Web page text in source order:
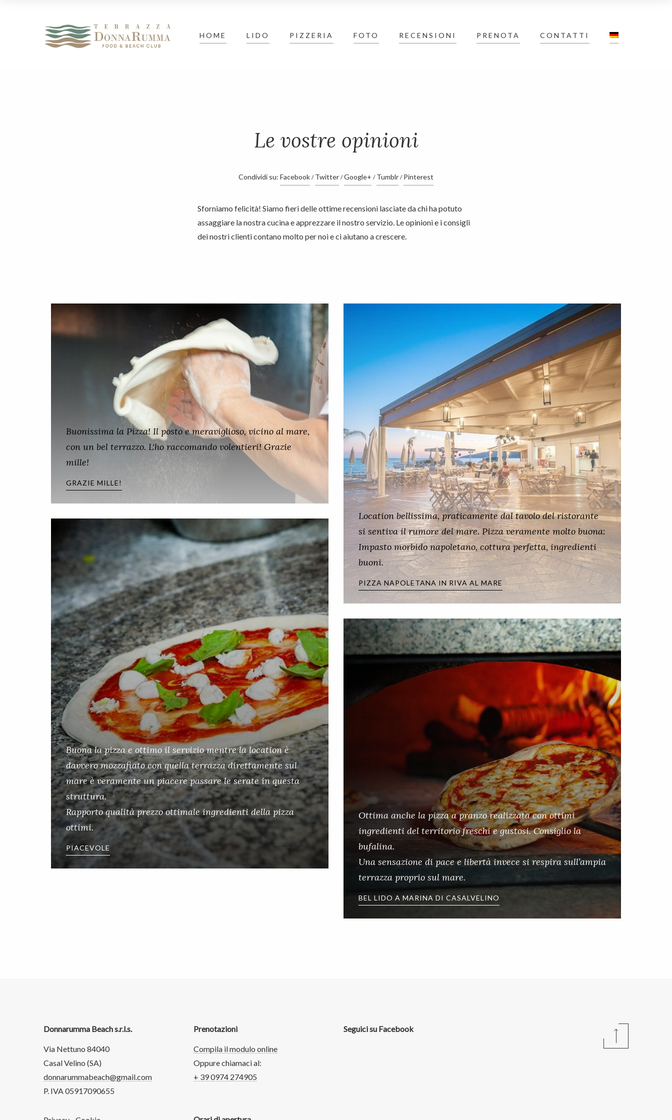
HOME LIDO PIZZERIA FOTO RECENSIONI PRENOTA CONTATTI
Recensioni
Le vostre opinioni
Condividi su: Facebook Twitter Google+ Tumblr Pinterest
Sforniamo felicità! Siamo fieri delle ottime recensioni lasciate da chi ha potuto
assaggiare la nostra cucina e apprezzare il nostro servizio. Le opinioni e i consigli
dei nostri clienti contano molto per noi e ci aiutano a crescere.
Buonissima la Pizza! Il posto e meraviglioso, vicino al mare,
con un bel terrazzo. L‘ho raccomando volentieri! Grazie
mille!
GRAZIE MILLE!
Buona la pizza e ottimo il servizio mentre la location è
davvero mozzafiato con quella terrazza direttamente sul
mare è veramente un piacere passare le serate in questa
struttura.
Rapporto qualità prezzo ottimale ingredienti della pizza
ottimi.
PIACEVOLE
Location bellissima, praticamente dal tavolo del ristorante
si sentiva il rumore del mare. Pizza veramente molto buona:
Impasto morbido napoletano, cottura perfetta, ingredienti
buoni.
PIZZA NAPOLETANA IN RIVA AL MARE
Ottima anche la pizza a pranzo realizzata con ottimi
ingredienti del territorio freschi e gustosi. Consiglio la
bufalina.
Una sensazione di pace e libertà invece si respira sull’ampia
terrazza proprio sul mare.
BEL LIDO A MARINA DI CASALVELINO
Donnarumma Beach s.r.l.s.
Via Nettuno 84040
Casal Velino (SA)
donnarummabeach@gmail.com
P. IVA 05917090655
Prenotazioni
Compila il modulo online
Oppure chiamaci al:
+ 39 0974 274905
Seguici su Facebook